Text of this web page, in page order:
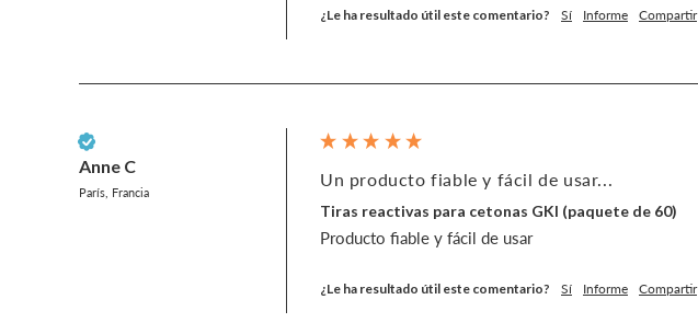
¿Le ha resultado útil este comentario? Sí Informe Compartir
Anne C
París, Francia
Un producto fiable y fácil de usar...
Tiras reactivas para cetonas GKI (paquete de 60)
Producto fiable y fácil de usar
¿Le ha resultado útil este comentario? Sí Informe Compartir